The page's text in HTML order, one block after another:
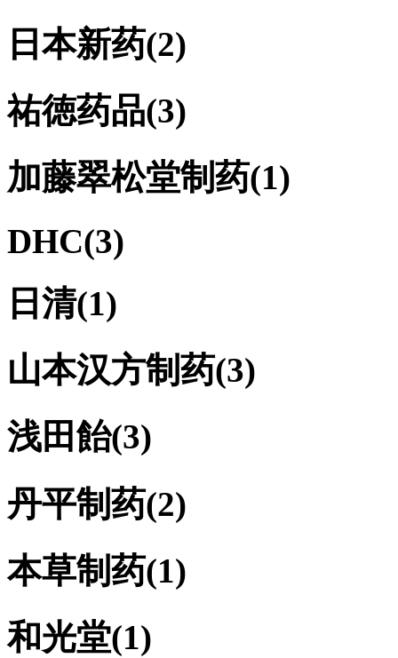
日本新药(2)
祐徳药品(3)
加藤翠松堂制药(1)
DHC(3)
日清(1)
山本汉方制药(3)
浅田飴(3)
丹平制药(2)
本草制药(1)
和光堂(1)